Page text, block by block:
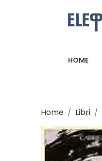
HOME
Home Libri